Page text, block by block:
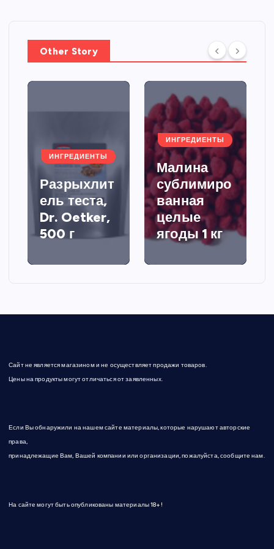
Other Story
ИНГРЕДИЕНТЫ
Разрыхлит
ель теста,
Dr. Oetker,
500 г
ИНГРЕДИЕНТЫ
Малина
сублимиро
ванная
целые
ягоды 1 кг
Сайт не является магазином и не осуществляет продажи товаров.
Цены на продукты могут отличаться от заявленных.
Если Вы обнаружили на нашем сайте материалы, которые нарушают авторские
права,
принадлежащие Вам, Вашей компании или организации, пожалуйста, сообщите нам.
На сайте могут быть опубликованы материалы 18+!